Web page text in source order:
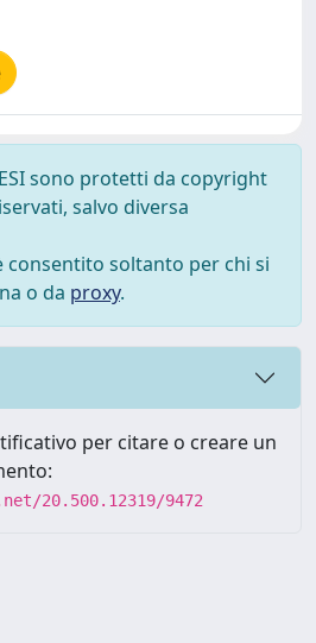
sono protetti da copyright
salvo diversa
consentito soltanto per chi si
o da proxy.
per citare o creare un
20.500.12319/9472